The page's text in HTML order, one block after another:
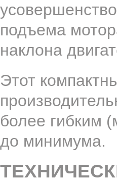
подъема
наклона
Этот
более гибким
до минимума.